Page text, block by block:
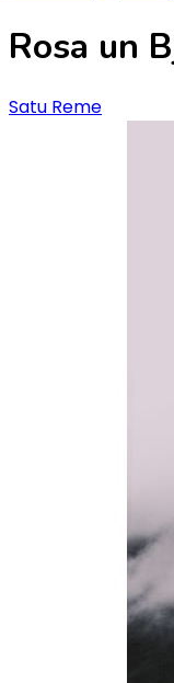
Rosa un
Satu Reme